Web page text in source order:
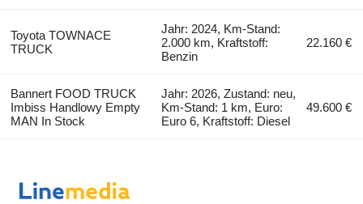
Toyota TOWNACE
TRUCK
Jahr: 2024, Km-Stand:
2.000 km, Kraftstoff:
Benzin
22.160 €
Bannert FOOD TRUCK
Imbiss Handlowy Empty
MAN In Stock
Jahr: 2026, Zustand: neu,
Km-Stand: 1 km, Euro:
Euro 6, Kraftstoff: Diesel
49.600 €